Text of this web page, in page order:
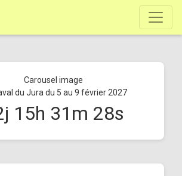
du Jura du 5 au 9 février 2027
j 15h 31 m 28s